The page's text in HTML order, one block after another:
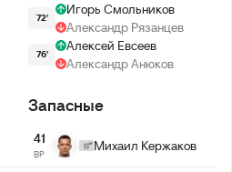
72'
Игорь Смольников
Александр Рязанцев
76'
Алексей Евсеев
Александр Анюков
Запасные
41
ВР
Михаил Кержаков